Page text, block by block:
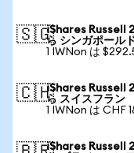
🇸🇬iShares Russell
ら シンガポール
1 IWNon は
🇨🇭iShares Russell
ら スイスフラン
1 IWNon は CHF
iShares Russell